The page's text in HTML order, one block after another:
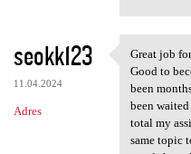
seokk123
11.04.2024
Adres
Great job
Great job
Good to
been
been
total my
same topic